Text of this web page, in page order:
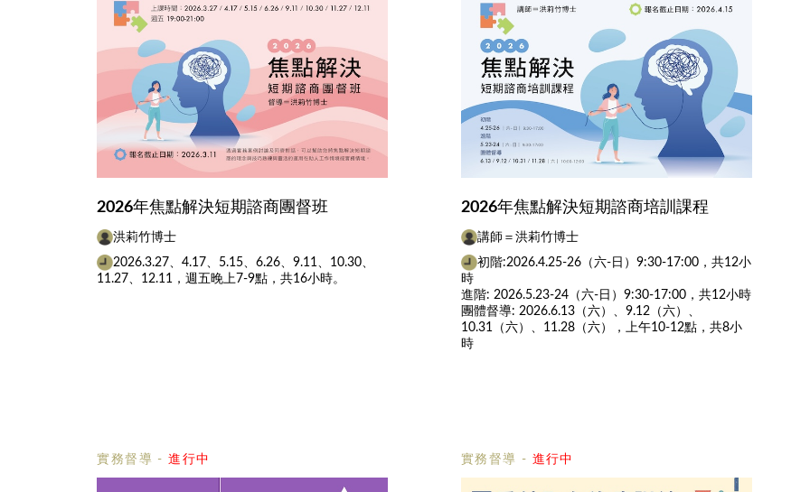
2026年焦點解決短期諮商團督班
洪莉竹博士
2026.3.27、4.17、5.15、6.26、9.11、10.30、
11.27、12.11，週五晚上7-9點，共16小時。
2026年焦點解決短期諮商培訓課程
講師＝洪莉竹博士
初階:2026.4.25-26（六-日）9:30-17:00，共12小
時
進階: 2026.5.23-24（六-日）9:30-17:00，共12小時
團體督導: 2026.6.13（六）、9.12（六）、
10.31（六）、11.28（六），上午10-12點，共8小
時
實務督導 -進行中 實務督導 - 進行中